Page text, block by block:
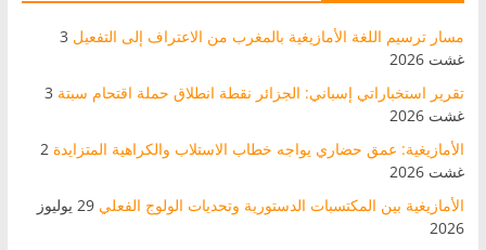
مسار ترسيم اللغة الأمازيغية بالمغرب من الاعتراف إلى التفعيل 3
غشت 2026
تقرير استخباراتي إسباني: الجزائر نقطة انطلاق حملة اقتحام سبتة 3
غشت 2026
الأمازيغية: عمق حضاري يواجه خطاب الاستلاب والكراهية المتزايدة 2
غشت 2026
الأمازيغية بين المكتسبات الدستورية وتحديات الولوج الفعلي
29 يوليوز
2026